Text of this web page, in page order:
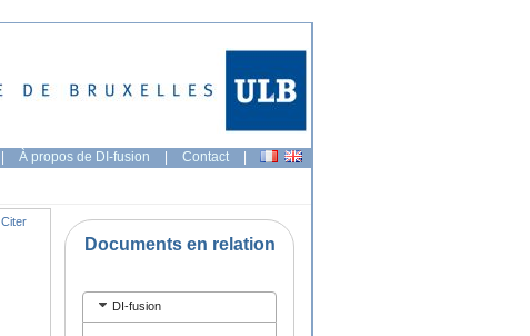
| À propos de DI-fusion | Contact |
Citer
Documents en relation
DI-fusion